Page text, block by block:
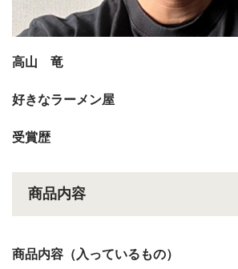
高山 竜
好きなラーメン屋
受賞歴
商品内容
商品内容（入っているもの）